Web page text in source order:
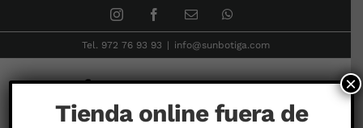
to
content
InstagramFacebookCorreoWhatsApp
Tel. 972 76 93 93 info@sunbotiga.com
Tienda online fuera de
×